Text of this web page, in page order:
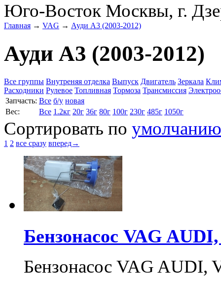
Юго-Восток Москвы, г.
Главная → VAG → Ауди A3 (2003-2012)
Ауди A3 (2003-2012)
Все группы Внутреняя отделка Выпуск Двигатель Зеркала
Расходники Рулевое Топливная Тормоза Трансмиссия
Запчасть: Все б/у новая
Вес:
Все 1.2кг 20г 36г 80г 100г 230г 485г 1050г
Сортировать по умолчанию
1 2 все сразу вперед→
Бензонасос VAG
Бензонасос VAG AUDI,